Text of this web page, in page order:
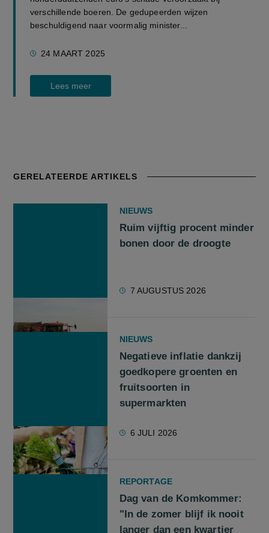
verschillende boeren. De gedupeerden wijzen
beschuldigend naar voormalig minister...
24 MAART 2025
Lees meer
GERELATEERDE ARTIKELS
NIEUWS
Ruim vijftig procent minder
bonen door de droogte
7 AUGUSTUS 2026
NIEUWS
Negatieve inflatie dankzij
goedkopere groenten en
fruitsoorten in
supermarkten
6 JULI 2026
REPORTAGE
Dag van de Komkommer:
"In de zomer blijf ik nooit
langer dan een kwartier